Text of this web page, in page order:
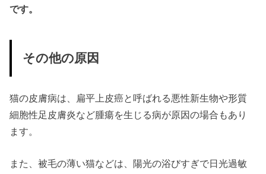
です。
その他の原因
猫の皮膚病は、扁平上皮癌と呼ばれる悪性新生物や形質
細胞性足皮膚炎など腫瘍を生じる病が原因の場合もあり
ます。
また、被毛の薄い猫などは、陽光の浴びすぎで日光過敏